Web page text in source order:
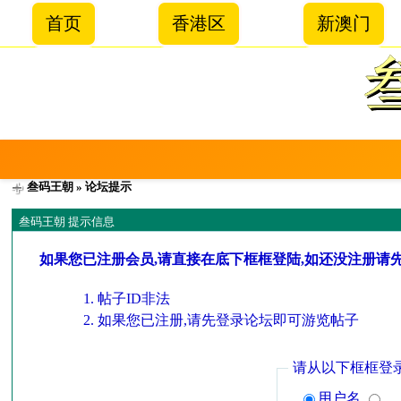
首页 香港区 新澳门
叁码王朝 » 论坛提示
叁码王朝 提示信息
如果您已注册会员,请直接在底下框框登陆,如还没注册请
帖子ID非法
如果您已注册,请先登录论坛即可游览帖子
请从以下框框登
用户名